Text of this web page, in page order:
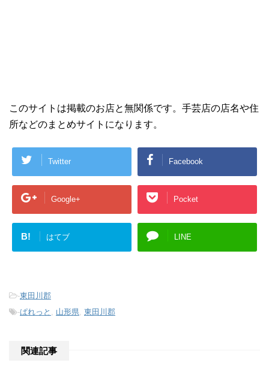
このサイトは掲載のお店と無関係です。手芸店の店名や住
所などのまとめサイトになります。
Twitter Facebook
Google+ Pocket
B! はてブ LINE
-東田川郡
-ぱれっと 山形県 東田川郡
関連記事